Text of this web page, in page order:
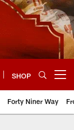
SHOP
Forty Niner Way